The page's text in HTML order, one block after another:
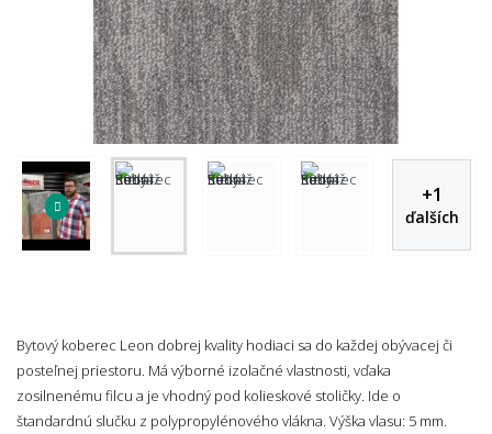
+1
ďalších
Bytový koberec Leon dobrej kvality hodiaci sa do každej obývacej či
posteľnej priestoru. Má výborné izolačné vlastnosti, vďaka
zosilnenému filcu a je vhodný pod kolieskové stoličky. Ide o
štandardnú slučku z polypropylénového vlákna. Výška vlasu: 5 mm.